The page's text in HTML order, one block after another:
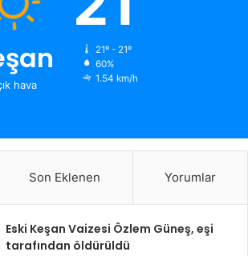
hava
21º - 21º
60%
1.54 km/h
Son Eklenen Yorumlar
Eski Keşan Vaizesi Özlem Güneş, eşi
tarafından öldürüldü